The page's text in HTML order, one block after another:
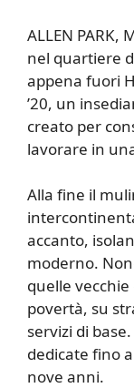
ALLEN PARK,
nel quartiere
appena fuori
’20, un
creato per
lavorare in
Alla fine il
accanto,
moderno.
quelle
povertà, su
servizi di
dedicate fino
nove anni.